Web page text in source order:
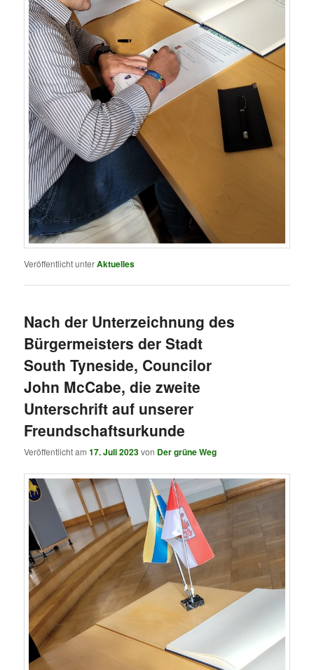
Veröffentlicht unterAktuelles
Nach der Unterzeichnung des
Bürgermeisters der Stadt
South Tyneside, Councilor
John McCabe, die zweite
Unterschrift auf unserer
Freundschaftsurkunde
Veröffentlicht am17. Juli 2023von Der grüne Weg